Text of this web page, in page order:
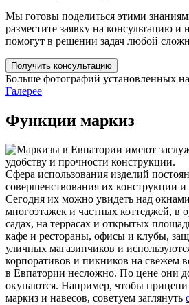
Мы готовы поделиться этими
разместите заявку на консультацию
помогут в решении задач любой
Получить консультацию
Больше фотографий установленных
Галерее
Функции маркиз
Сфера использования изделий
совершенствования их конструкции и
Сегодня их можно увидеть над
многоэтажек и частных коттеджей, в
садах, на террасах и открытых
кафе и рестораны, офисы и клубы,
уличных магазинчиков и
корпоративов и пикников на свежем
в Евпатории несложно. По цене они
окупаются. Например, чтобы
маркиз и навесов, советуем заглянуть